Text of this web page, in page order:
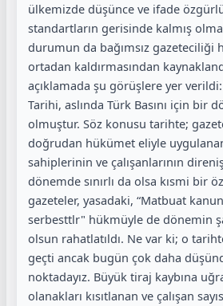
ülkemizde düşünce ve ifade
standartların gerisinde kalmış
durumun da bağımsız gazeteciliği
ortadan kaldırmasından
açıklamada şu görüşlere yer
Tarihi, aslında Türk Basını için bir
olmuştur. Söz konusu tarihte;
doğrudan hükümet eliyle
sahiplerinin ve çalışanlarının
dönemde sınırlı da olsa kısmi bir
gazeteler, yasadaki, “Matbuat
serbesttlr" hükmüyle de dönemin
olsun rahatlatıldı. Ne var ki; o
geçti ancak bugün çok daha
noktadayız. Büyük tiraj kaybına
olanakları kısıtlanan ve çalışan